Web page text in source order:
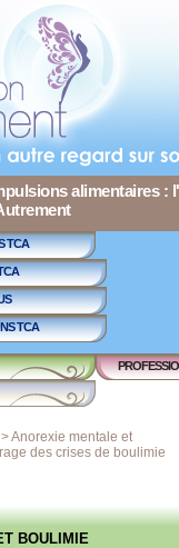
alimentaires :
TCA
TCA
>Anorexie mentale et
des crises de boulimie
BOULIMIE